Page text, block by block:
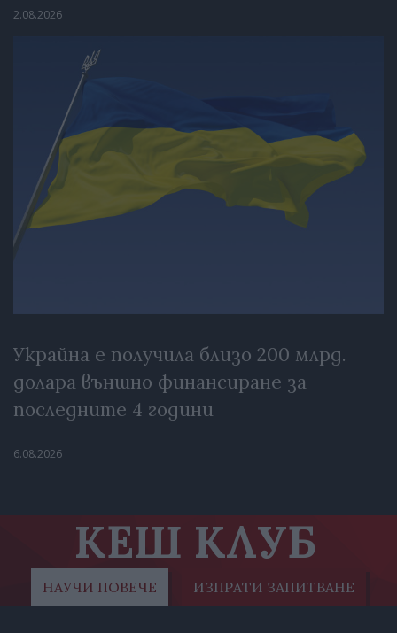
2.08.2026
Украйна е получила близо 200 млрд.
долара външно финансиране за
последните 4 години
6.08.2026
КЕШ КЛУБ
НАУЧИ ПОВЕЧЕ ИЗПРАТИ ЗАПИТВАНЕ